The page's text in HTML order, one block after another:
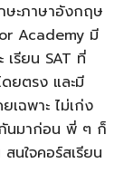
ะภาษาอังกฤษ
Academy มี
เรียน SAT ที่
ยตรง และมี
เฉพาะ ไม่เก่ง
นมาก่อน พี่ ๆ ก็
นใจคอร์สเรียน